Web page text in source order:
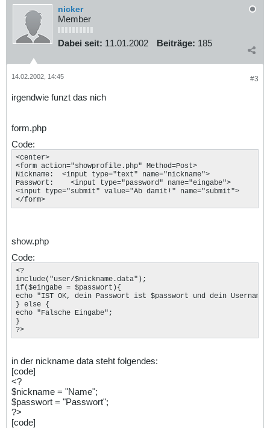
nicker
Member
Dabei seit: 11.01.2002 Beiträge: 185
#3
14.02.2002, 14:45
irgendwie funzt das nich
form.php
Code:
<center>
<form action="showprofile.php" Method=Post>
Nickname:  <input type="text" name="nickname">
Passwort:    <input type="password" name="eingabe">
<input type="submit" value="Ab damit!" name="submit">
</form>
show.php
Code:
<?
include("user/$nickname.data");
if($eingabe = $passwort){
echo "IST OK, dein Passwort ist $passwort und dein
} else {
echo "Falsche Eingabe";
}
?>
in der nickname data steht folgendes:
[code]
<?
$nickname = "Name";
$passwort = "Passwort";
?>
[code]